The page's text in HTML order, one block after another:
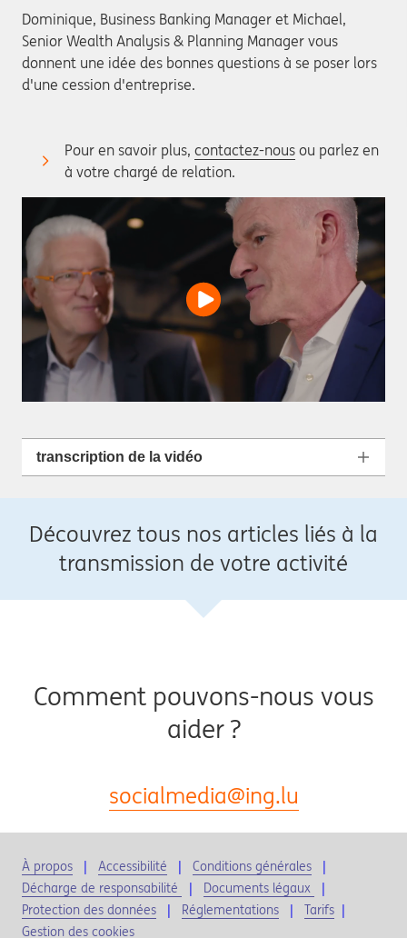
Dominique, Business Banking Manager et Michael,
Senior Wealth Analysis & Planning Manager vous
donnent une idée des bonnes questions à se poser lors
d'une cession d'entreprise.
Pour en savoir plus, contactez-nous ou parlez en
à votre chargé de relation.
transcription de la vidéo
Découvrez tous nos articles liés à la
transmission de votre activité
Comment pouvons-nous vous
aider ?
socialmedia@ing.lu
À propos Accessibilité
Conditions générales
Décharge de responsabilité
Documents légaux
Protection des données
Réglementations Tarifs |
Gestion des cookies